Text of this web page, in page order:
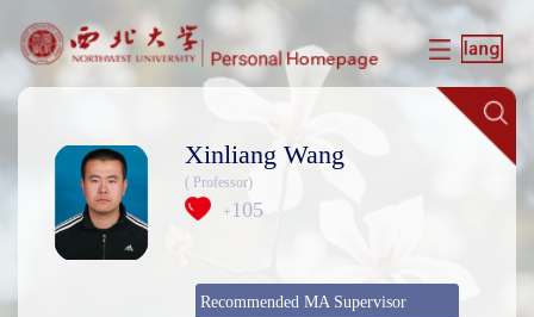
Xinliang Wang
( Professor)
+ 105
Recommended MA Supervisor